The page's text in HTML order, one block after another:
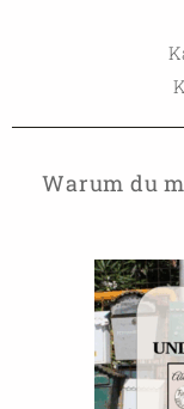
Warum du